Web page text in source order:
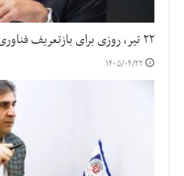
۲۲ تیر، روزی برای بازتعریف فناوری اطلاعات
۱۴۰۵/۰۴/۲۲